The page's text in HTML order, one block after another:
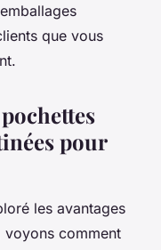
que vous
pour
les avantages
voyons comment